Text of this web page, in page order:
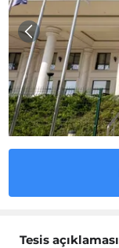
Tesis açıklaması